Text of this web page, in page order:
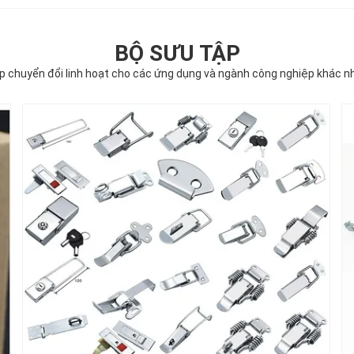
BỘ SƯU TẬP
chuyển đổi linh hoạt cho các ứng dụng và ngành công nghiệp khác